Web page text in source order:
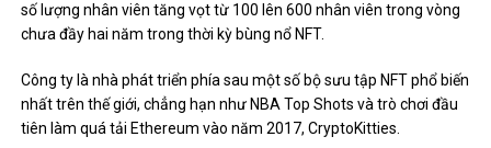
số lượng nhân viên tăng vọt từ 100 lên 600 nhân viên trong vòng
chưa đầy hai năm trong thời kỳ bùng nổ NFT.
Công ty là nhà phát triển phía sau một số bộ sưu tập NFT phổ biến
nhất trên thế giới, chẳng hạn như NBA Top Shots và trò chơi đầu
tiên làm quá tải Ethereum vào năm 2017, CryptoKitties.